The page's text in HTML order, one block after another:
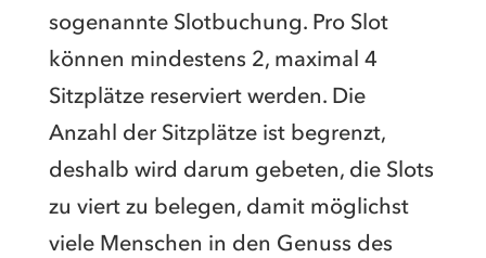
sogenannte Slotbuchung. Pro Slot
können mindestens 2, maximal 4
Sitzplätze reserviert werden. Die
Anzahl der Sitzplätze ist begrenzt,
deshalb wird darum gebeten, die Slots
zu viert zu belegen, damit möglichst
viele Menschen in den Genuss des